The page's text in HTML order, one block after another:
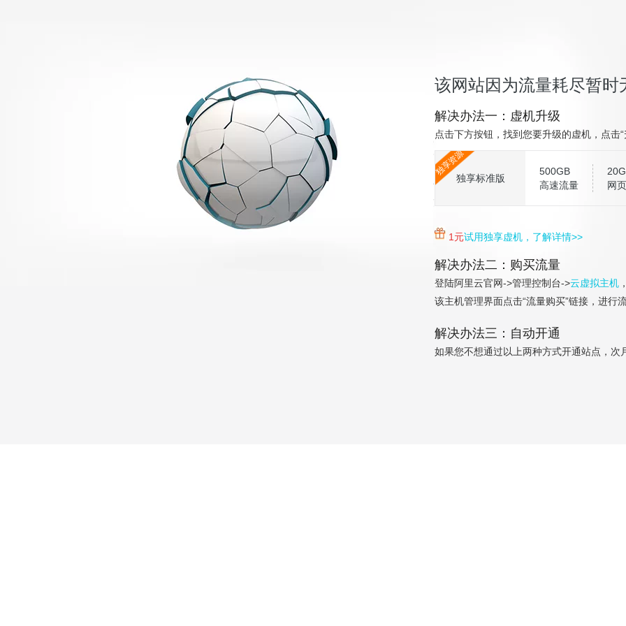
该网站因为流量耗尽暂时
解决办法一：虚机升级
点击下方按钮，找到您要升级的虚机，点击
独享资源
独享标准版
500GB
高速流量
网
1元试用独享虚机，了解详情>>
解决办法二：购买流量
登陆阿里云官网->管理控制台->云虚拟主机
该主机管理界面点击“流量购买”链接，进行
解决办法三：自动开通
如果您不想通过以上两种方式开通站点，次